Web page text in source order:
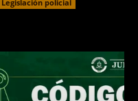
Legislación policial